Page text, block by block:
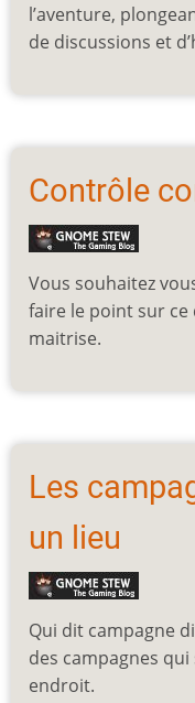
l’aventure,
de discussions et
Contrôle
Vous souhaitez
faire le point sur ce
maitrise.
Les
un lieu
Qui dit campagne
des campagnes
endroit.